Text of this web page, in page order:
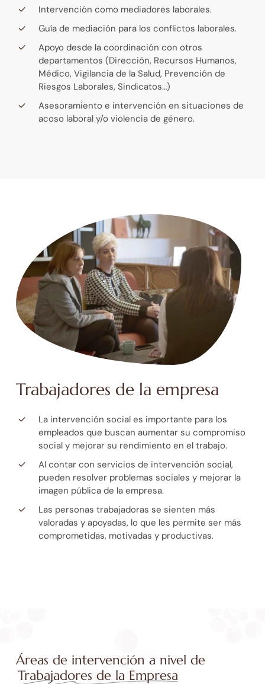
Intervención como mediadores laborales.
Guía de mediación para los conflictos laborales.
Apoyo desde la coordinación con otros
departamentos (Dirección, Recursos Humanos,
Médico, Vigilancia de la Salud, Prevención de
Riesgos Laborales, Sindicatos…)
Asesoramiento e intervención en situaciones de
acoso laboral y/o violencia de género.
Trabajadores de la empresa
La intervención social es importante para los
empleados que buscan aumentar su compromiso
social y mejorar su rendimiento en el trabajo.
Al contar con servicios de intervención social,
pueden resolver problemas sociales y mejorar la
imagen pública de la empresa.
Las personas trabajadoras se sienten más
valoradas y apoyadas, lo que les permite ser más
comprometidas, motivadas y productivas.
Áreas de intervención a nivel de
Trabajadores de la Empresa